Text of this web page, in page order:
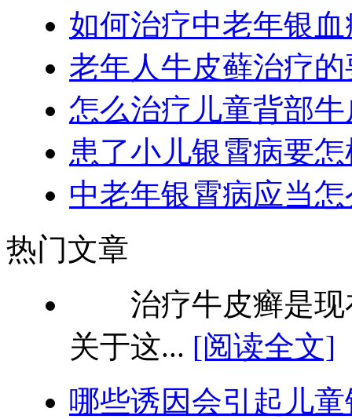
如何治疗中老年银血
老年人牛皮藓治疗
怎么治疗儿童背部
患了小儿银霄病要
中老年银霄病应当
热门文章
治疗牛皮癣是现
关于这... [阅读全文]
哪些诱因会引起儿